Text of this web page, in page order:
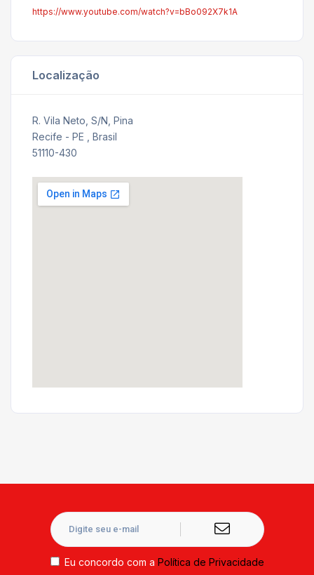
https://www.youtube.com/watch?v=bBo092X7k1A
Localização
R. Vila Neto, S/N, Pina
Recife - PE , Brasil
51110-430
Eu concordo com a Política de Privacidade